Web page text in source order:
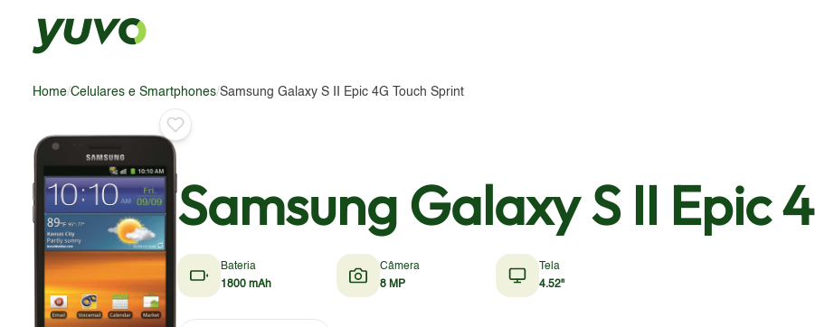
Home/Celulares e Smartphones/Samsung Galaxy S II Epic 4G Touch Sprint
Samsung Galaxy S II Epic
Bateria
1800 mAh
Câmera
8 MP
Tela
4.52"